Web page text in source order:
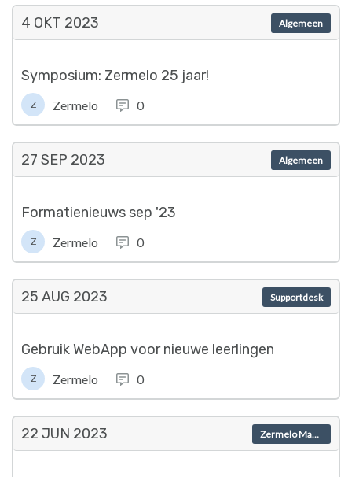
4 OKT 2023
Symposium: Zermelo 25 jaar!
Z Zermelo 0
Algemeen
27 SEP 2023
Formatienieuws sep '23
Z Zermelo 0
Algemeen
25 AUG 2023
Gebruik WebApp voor nieuwe leerlingen
Z Zermelo 0
Supportdesk
22 JUN 2023 Zermelo Magazine